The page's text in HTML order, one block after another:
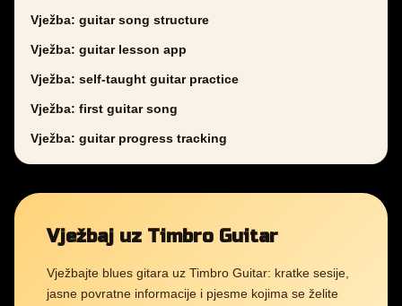
Vježba: guitar song structure
Vježba: guitar lesson app
Vježba: self-taught guitar practice
Vježba: first guitar song
Vježba: guitar progress tracking
Vježbaj uz Timbro Guitar
Vježbajte blues gitara uz Timbro Guitar: kratke sesije,
jasne povratne informacije i pjesme kojima se želite